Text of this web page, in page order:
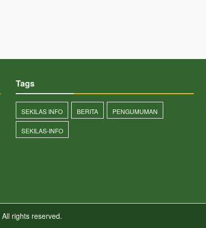
Tags
SEKILAS INFO BERITA PENGUMUMAN
SEKILAS-INFO
All rights reserved.